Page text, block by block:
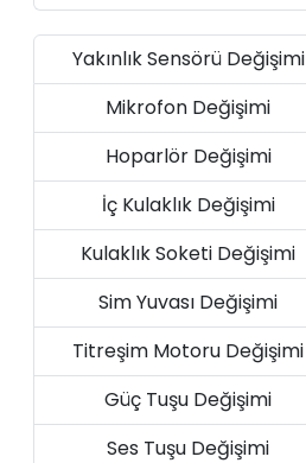
Yakınlık Sensörü Değişimi
Mikrofon Değişimi
Hoparlör Değişimi
İç Kulaklık Değişimi
Kulaklık Soketi Değişimi
Sim Yuvası Değişimi
Titreşim Motoru Değişimi
Güç Tuşu Değişimi
Ses Tuşu Değişimi